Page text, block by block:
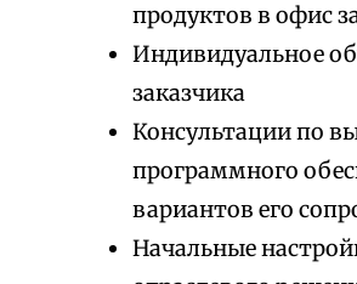
продуктов в офис
Индивидуальное
заказчика
Консультации по
программного
вариантов его
Начальные